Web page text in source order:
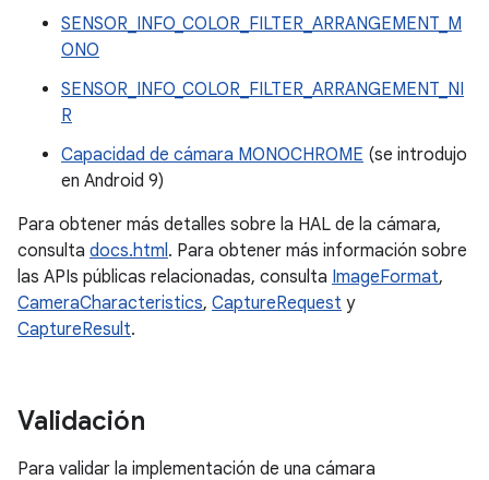
SENSOR_INFO_COLOR_FILTER_ARRANGEMENT_M
ONO
SENSOR_INFO_COLOR_FILTER_ARRANGEMENT_NI
R
Capacidad de cámara MONOCHROME (se introdujo
en Android 9)
Para obtener más detalles sobre la HAL de la cámara,
consulta docs.html. Para obtener más información sobre
las APIs públicas relacionadas, consulta ImageFormat,
CameraCharacteristics, CaptureRequest y
CaptureResult.
Validación
Para validar la implementación de una cámara